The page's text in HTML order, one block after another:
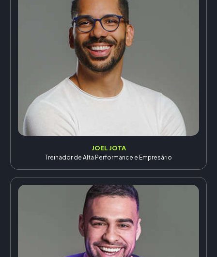
JOEL JOTA
Treinador de Alta Performance e Empresário